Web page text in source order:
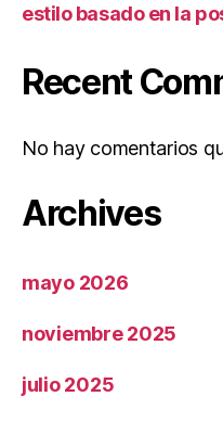
estilo basado en la
Recent
No hay comentarios
Archives
mayo 2026
noviembre 2025
julio 2025